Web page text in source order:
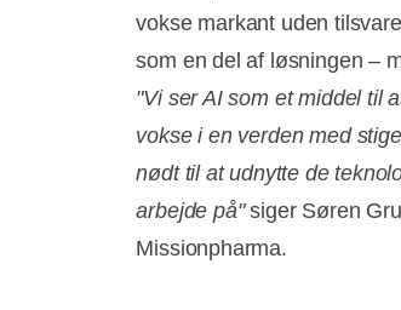
vokse markant uden
som en del af løsningen –
"Vi ser AI som et middel til
vokse i en verden med
nødt til at udnytte de
arbejde på"siger Søren
Missionpharma.